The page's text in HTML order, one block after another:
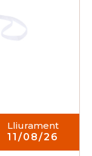
Lliurament
11/08/26